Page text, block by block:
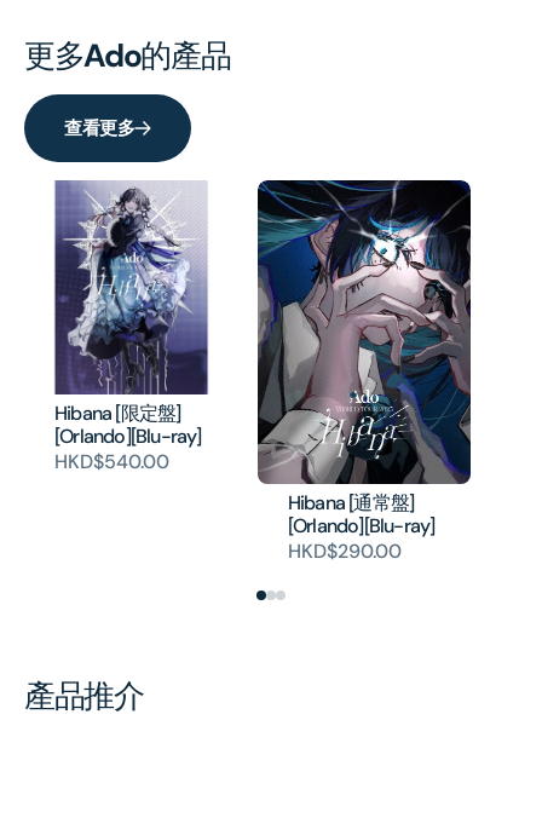
更多Ado的產品
查看更多
Hibana [限定盤]
[Orlando][Blu-ray]
HKD$540.00
Hibana [通常盤]
[Orlando][Blu-ray]
HKD$290.00
產品推介